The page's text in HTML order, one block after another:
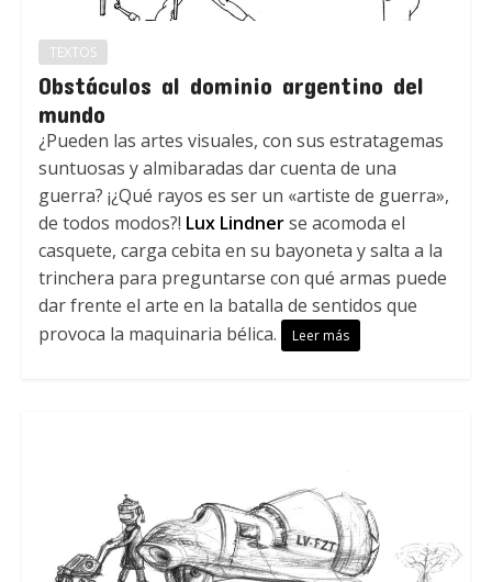
TEXTOS
Obstáculos al dominio argentino del
mundo
¿Pueden las artes visuales, con sus estratagemas
suntuosas y almibaradas dar cuenta de una
guerra? ¡¿Qué rayos es ser un «artiste de guerra»,
de todos modos?! Lux Lindnerse acomoda el
casquete, carga cebita en su bayoneta y salta a la
trinchera para preguntarse con qué armas puede
dar frente el arte en la batalla de sentidos que
provoca la maquinaria bélica.
Leer más